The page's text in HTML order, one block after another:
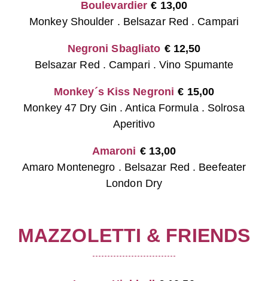
Boulevardier € 13,00
Monkey Shoulder . Belsazar Red . Campari
Negroni Sbagliato € 12,50
Belsazar Red . Campari . Vino Spumante
Monkey´s Kiss Negroni € 15,00
Monkey 47 Dry Gin . Antica Formula . Solrosa
Aperitivo
Amaroni € 13,00
Amaro Montenegro . Belsazar Red . Beefeater
London Dry
MAZZOLETTI & FRIENDS